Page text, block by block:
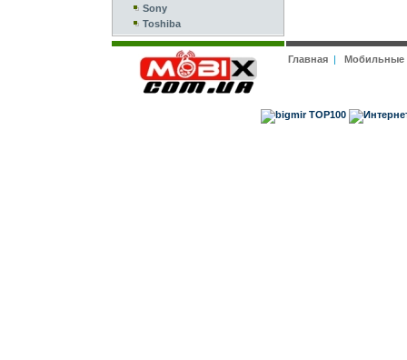
Sony
Toshiba
Главная | Мобильные